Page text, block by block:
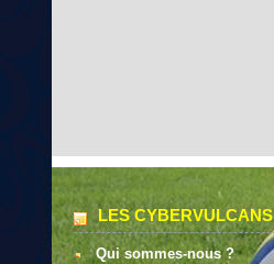
LES CYBERVULCANS
Qui sommes-nous ?